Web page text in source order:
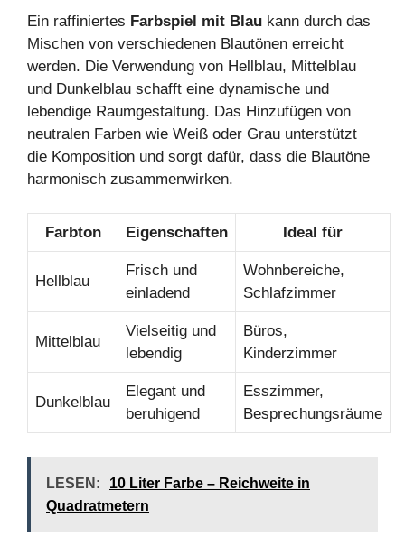
Ein raffiniertes Farbspiel mit Blau kann durch das
Mischen von verschiedenen Blautönen erreicht
werden. Die Verwendung von Hellblau, Mittelblau
und Dunkelblau schafft eine dynamische und
lebendige Raumgestaltung. Das Hinzufügen von
neutralen Farben wie Weiß oder Grau unterstützt
die Komposition und sorgt dafür, dass die Blautöne
harmonisch zusammenwirken.
Farbton Eigenschaften Ideal für
Hellblau
Frisch und
einladend
Wohnbereiche,
Schlafzimmer
Mittelblau
Vielseitig und
lebendig
Büros,
Kinderzimmer
Dunkelblau
Elegant und
beruhigend
Esszimmer,
Besprechungsräume
LESEN:
10 Liter Farbe – Reichweite in
Quadratmetern